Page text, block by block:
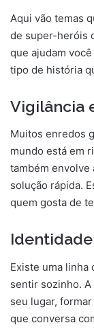
Aqui vão temas
de super-heróis
que ajudam
tipo de história
Vigilância
Muitos enredos
mundo está em
também envolve
solução rápida.
quem gosta de
Existe uma linha
sentir sozinho.
seu lugar,
que conversa